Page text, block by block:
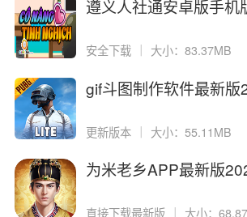
遵义人社通安卓版手机
安全下载 大小：83.37MB
gif斗图制作软件最新版
更新版本 ｜ 大小：55.11MB
为米老乡APP最新版
直接下载最新版 大小：